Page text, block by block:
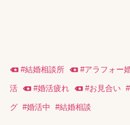
#結婚相談所 #アラフォー
活 #婚活疲れ #お見合い #
グ #婚活中 #結婚相談